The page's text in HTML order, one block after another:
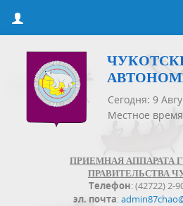
Сегодня: 9
Местное
ПРИЕМНАЯ АППАРАТА
ПРАВИТЕЛЬСТВА
Телефон: (42722) 2-
эл. почта: